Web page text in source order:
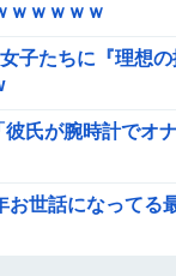
ｗｗｗｗｗ
女子たちに『理想
氏が腕時計でオ
お世話になってる